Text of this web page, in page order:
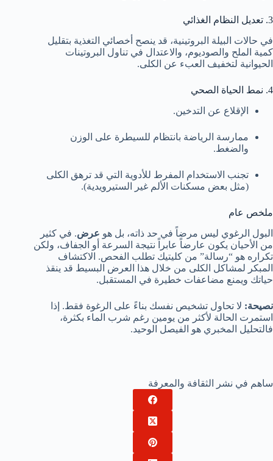
3. تعديل النظام الغذائي
في حالات البيلة البروتينية، قد ينصح أخصائي التغذية بتقليل
كمية الملح والصوديوم، والاعتدال في تناول البروتينات
الحيوانية لتخفيف العبء عن الكلى.
4. نمط الحياة الصحي
الإقلاع عن التدخين.
ممارسة الرياضة بانتظام للسيطرة على الوزن
والضغط.
تجنب الاستخدام المفرط للأدوية التي قد ترهق الكلى
(مثل بعض مسكنات الألم غير الستيرويدية).
ملخص عام
البول الرغوي ليس مرضاً في حد ذاته، بل هو عرض. في كثير
من الأحيان يكون عارضاً عابراً نتيجة السرعة أو الجفاف، ولكن
تكراره هو “رسالة” من كليتيك تطلب الفحص. الاكتشاف
المبكر لمشاكل الكلى من خلال هذا العرض البسيط قد ينقذ
حياتك ويمنع مضاعفات خطيرة في المستقبل.
نصيحة: لا تحاول تشخيص نفسك بناءً على الرغوة فقط. إذا
استمرت الحالة لأكثر من يومين رغم شرب الماء بكثرة،
فالتحليل المخبري هو الفيصل الوحيد.
ساهم في نشر الثقافة والمعرفة